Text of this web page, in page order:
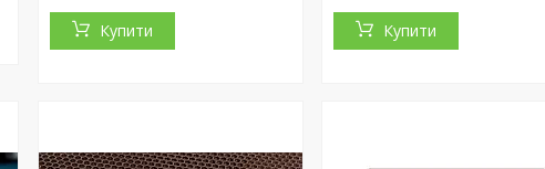
Купити Купити